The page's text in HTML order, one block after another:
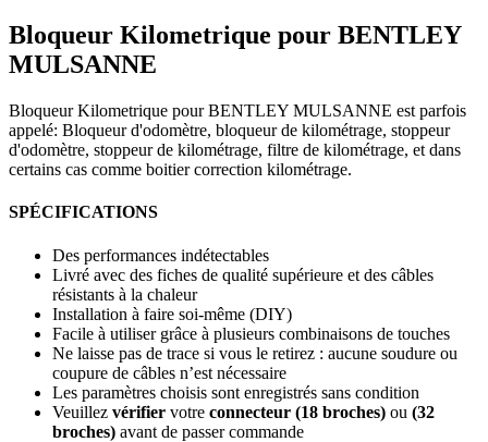
Bloqueur Kilometrique pour BENTLEY
MULSANNE
Bloqueur Kilometrique pour BENTLEY MULSANNE est parfois
appelé: Bloqueur d'odomètre, bloqueur de kilométrage, stoppeur
d'odomètre, stoppeur de kilométrage, filtre de kilométrage, et dans
certains cas comme boitier correction kilométrage.
SPÉCIFICATIONS
Des performances indétectables
Livré avec des fiches de qualité supérieure et des câbles
résistants à la chaleur
Installation à faire soi-même (DIY)
Facile à utiliser grâce à plusieurs combinaisons de touches
Ne laisse pas de trace si vous le retirez : aucune soudure ou
coupure de câbles n’est nécessaire
Les paramètres choisis sont enregistrés sans condition
Veuillez vérifier votre connecteur (18 broches) ou (32
broches) avant de passer commande